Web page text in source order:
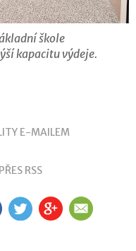
škole
kapacitu výdeje.
E-MAILEM
RSS
TW GP EM